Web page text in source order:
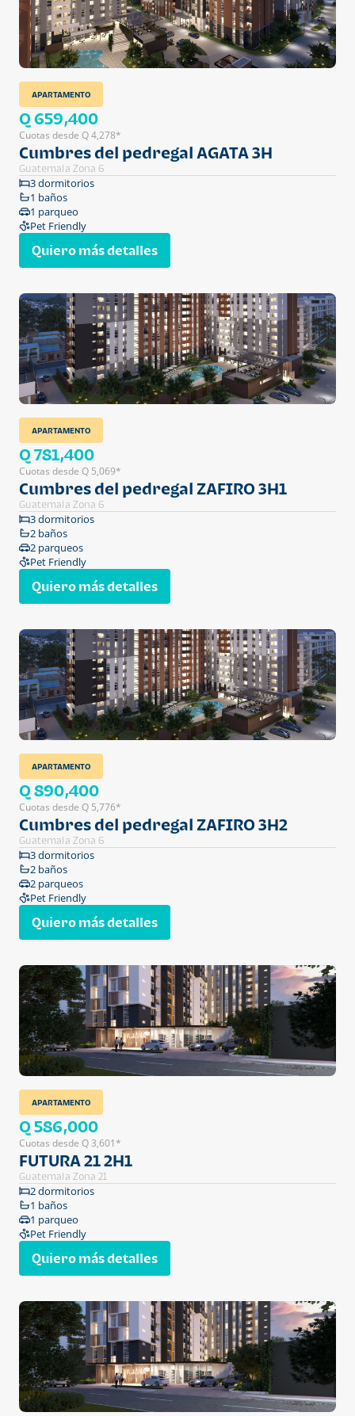
APARTAMENTO
Q 659,400
Cuotas desde Q 4,278*
Cumbres del pedregal AGATA 3H
Guatemala Zona 6
3 dormitorios
1 baños
1 parqueo
Pet Friendly
Quiero más detalles
APARTAMENTO
Q 781,400
Cuotas desde Q 5,069*
Cumbres del pedregal ZAFIRO 3H1
Guatemala Zona 6
3 dormitorios
2 baños
2 parqueos
Pet Friendly
Quiero más detalles
APARTAMENTO
Q 890,400
Cuotas desde Q 5,776*
Cumbres del pedregal ZAFIRO 3H2
Guatemala Zona 6
3 dormitorios
2 baños
2 parqueos
Pet Friendly
Quiero más detalles
APARTAMENTO
Q 586,000
Cuotas desde Q 3,601*
FUTURA 21 2H1
Guatemala Zona 21
2 dormitorios
1 baños
1 parqueo
Pet Friendly
Quiero más detalles